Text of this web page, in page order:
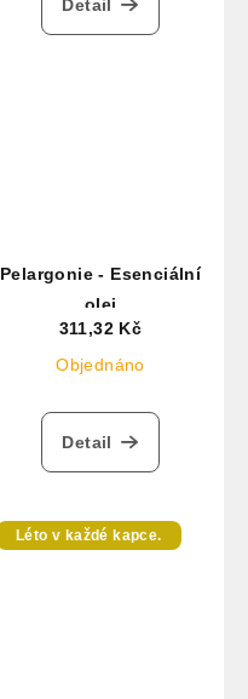
Detail
Pelargonie - Esenciální
olej
311,32 Kč
Objednáno
Detail
Léto v každé kapce.